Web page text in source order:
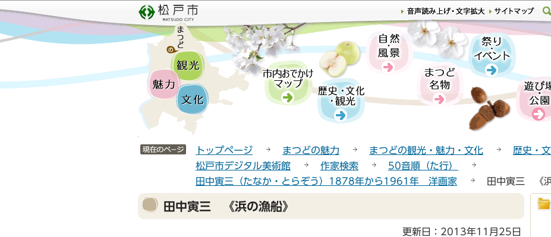
こ
の
ペ
の
サ
イ
ト
ュ
このページの本文へ移動
サイトメニューここまで
トップページ まつどの魅力 まつどの観光・魅力・文化
歴史・
松戸市デジタル美術館
作家検索
50音順（た行）
田中寅三（たなか・とらぞう）1878年から1961年 洋画家
田中寅三 《浜
本
文
田中寅三 《浜の漁船》
更新日：2013年11月25日